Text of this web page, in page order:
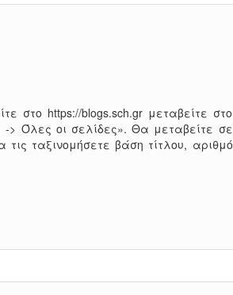
στο https://blogs.sch.gr μεταβείτε στο
-> Όλες οι σελίδες». Θα μεταβείτε σε
ταξινομήσετε βάση τίτλου, αριθμό